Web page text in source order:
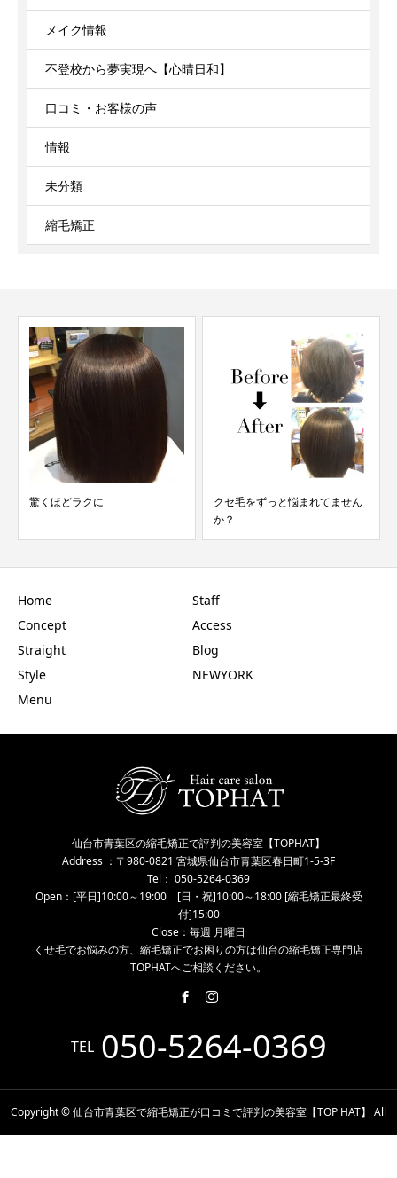
メイク情報
不登校から夢実現へ【心晴日和】
口コミ・お客様の声
情報
未分類
縮毛矯正
ラクに
クセ毛をずっと悩まれてません
【口コミ】
Home
Concept
Straight
Style
Menu
Staff
Access
Blog
NEWYORK
仙台市青葉区の縮毛矯正で評判の美容室【TOPHAT】
Address ：〒980-0821 宮城県仙台市青葉区春日町1-5-3F
Tel： 050-5264-0369
Open：[平日]10:00～19:00 [日・祝]10:00～18:00 [縮毛矯正最終受
付]15:00
Close：毎週 月曜日
くせ毛でお悩みの方、縮毛矯正でお困りの方は仙台の縮毛矯正専門店
TOPHATへご相談ください。
TEL 050-5264-0369
Copyright © 仙台市青葉区で縮毛矯正が口コミで評判の美容室【TOP HAT】 All